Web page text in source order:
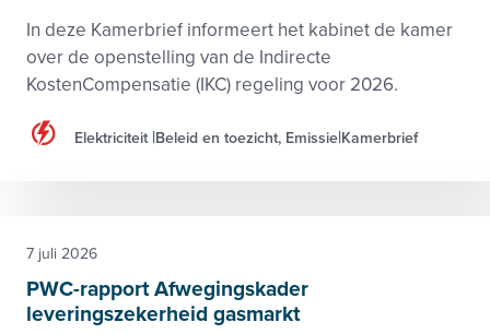
In deze Kamerbrief informeert het kabinet de kamer
over de openstelling van de Indirecte
KostenCompensatie (IKC) regeling voor 2026.
Elektriciteit Beleid en toezicht, Emissie Kamerbrief
PWC-rapport Afwegingskader
leveringszekerheid gasmarkt
7 juli 2026